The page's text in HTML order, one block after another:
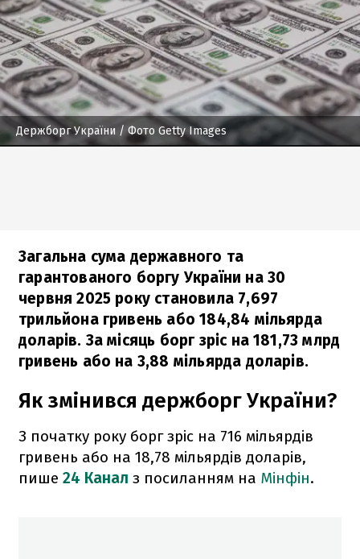
Держборг України / Фото Getty Images
Загальна сума державного та
гарантованого боргу України на 30
червня 2025 року становила 7,697
трильйона гривень або 184,84 мільярда
доларів. За місяць борг зріс на 181,73 млрд
гривень або на 3,88 мільярда доларів.
Як змінився держборг України?
З початку року борг зріс на 716 мільярдів
гривень або на 18,78 мільярдів доларів,
пише 24 Канал з посиланням на Мінфін.